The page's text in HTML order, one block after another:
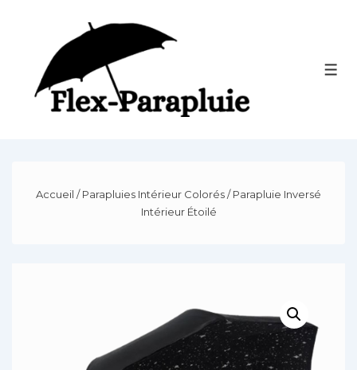
contenu
principal
Accueil /Parapluies Intérieur Colorés/ Parapluie Inversé
Intérieur Étoilé